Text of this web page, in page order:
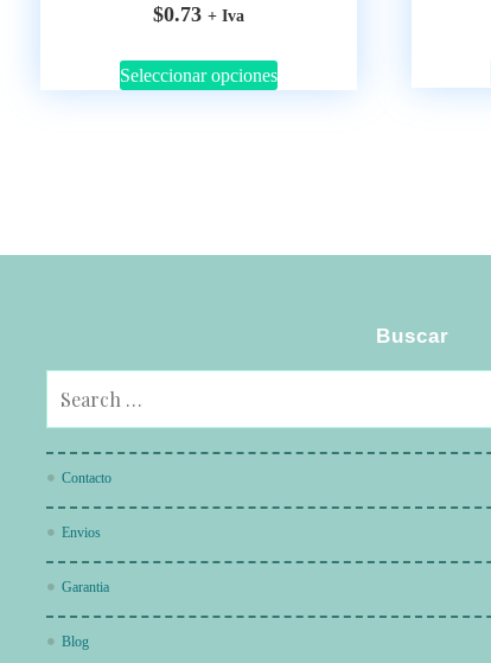
$0.73 + Iva
Seleccionar opciones
Buscar
Contacto
Envios
Garantia
Blog